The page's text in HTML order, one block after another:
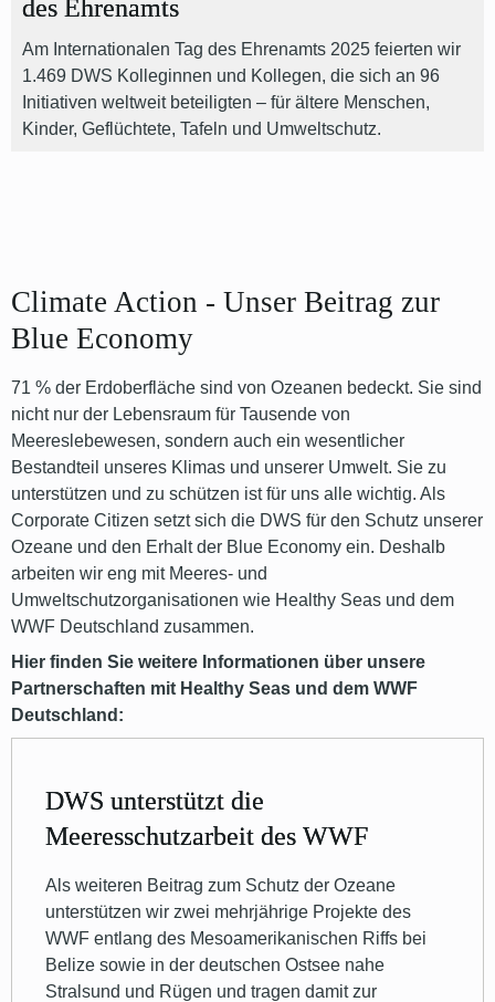
des Ehrenamts
Am Internationalen Tag des Ehrenamts 2025 feierten wir
1.469 DWS Kolleginnen und Kollegen, die sich an 96
Initiativen weltweit beteiligten – für ältere Menschen,
Kinder, Geflüchtete, Tafeln und Umweltschutz.
Climate Action - Unser Beitrag zur
Blue Economy
71 % der Erdoberfläche sind von Ozeanen bedeckt. Sie sind
nicht nur der Lebensraum für Tausende von
Meereslebewesen, sondern auch ein wesentlicher
Bestandteil unseres Klimas und unserer Umwelt. Sie zu
unterstützen und zu schützen ist für uns alle wichtig. Als
Corporate Citizen setzt sich die DWS für den Schutz unserer
Ozeane und den Erhalt der Blue Economy ein. Deshalb
arbeiten wir eng mit Meeres- und
Umweltschutzorganisationen wie Healthy Seas und dem
WWF Deutschland zusammen.
Hier finden Sie weitere Informationen über unsere
Partnerschaften mit Healthy Seas und dem WWF
Deutschland:
DWS unterstützt die
Meeresschutzarbeit des WWF
Als weiteren Beitrag zum Schutz der Ozeane
unterstützen wir zwei mehrjährige Projekte des
WWF entlang des Mesoamerikanischen Riffs bei
Belize sowie in der deutschen Ostsee nahe
Stralsund und Rügen und tragen damit zur